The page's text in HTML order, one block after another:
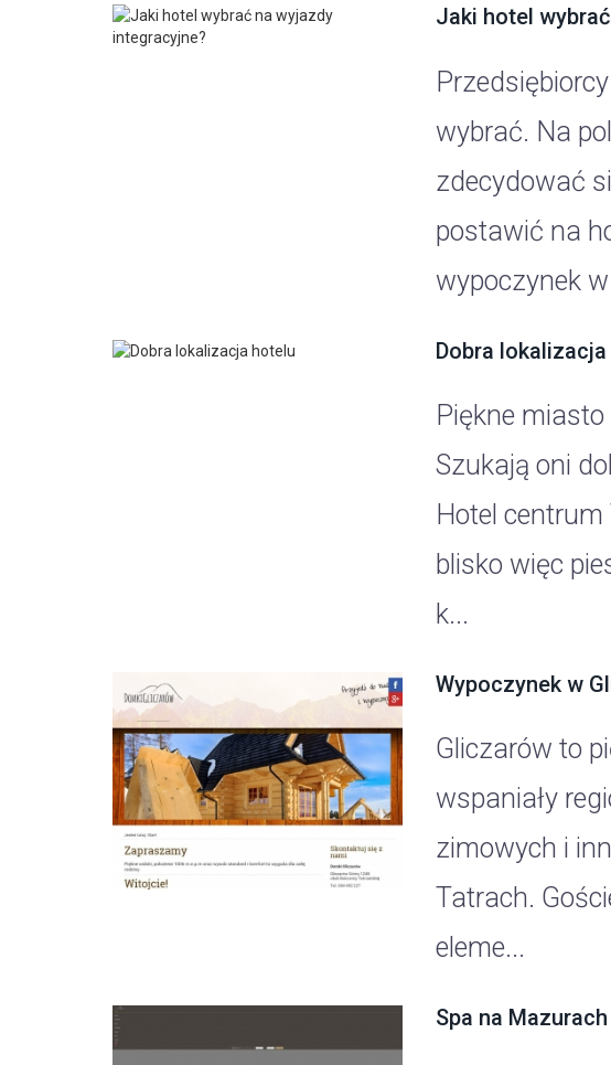
Jaki hotel
wybrać. Na
zdecydować
postawić na
wypoczynek
Dobra
Piękne
Szukają oni
Hotel
blisko więc
k...
Wypoczynek w
Gliczarów to
wspaniały
zimowych i
Tatrach.
eleme...
Spa na Mazurach